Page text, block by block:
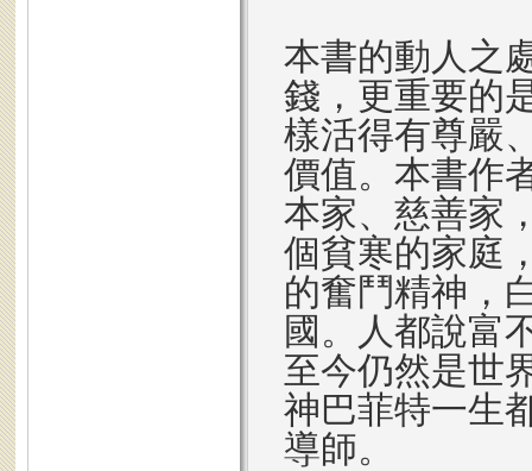
本書的動人之
錢，更重要的
樣活得有尊嚴
價值。本書作
本家、慈善家
個貧寒的家庭
的奮鬥精神，
國。人都說富
至今仍然是世
神巴菲特一生
導師。